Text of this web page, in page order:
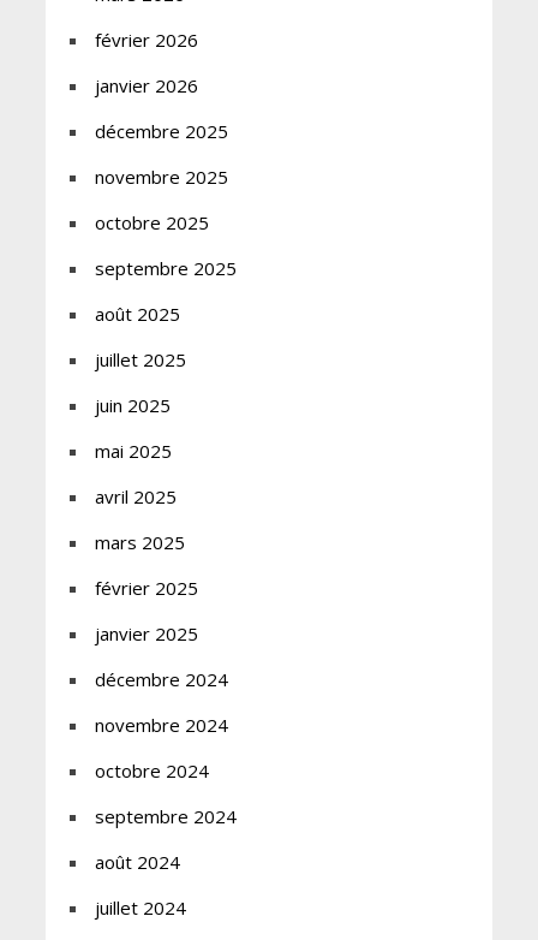
février 2026
janvier 2026
décembre 2025
novembre 2025
octobre 2025
septembre 2025
août 2025
juillet 2025
juin 2025
mai 2025
avril 2025
mars 2025
février 2025
janvier 2025
décembre 2024
novembre 2024
octobre 2024
septembre 2024
août 2024
juillet 2024